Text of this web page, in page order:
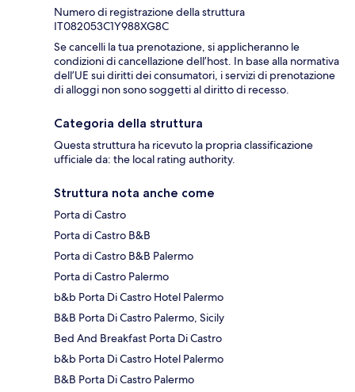
Numero di registrazione della struttura
IT082053C1Y988XG8C
Se cancelli la tua prenotazione, si applicheranno le
condizioni di cancellazione dell’host. In base alla normativa
dell’UE sui diritti dei consumatori, i servizi di prenotazione
di alloggi non sono soggetti al diritto di recesso.
Categoria della struttura
Questa struttura ha ricevuto la propria classificazione
ufficiale da: the local rating authority.
Struttura nota anche come
Porta di Castro
Porta di Castro B&B
Porta di Castro B&B Palermo
Porta di Castro Palermo
b&b Porta Di Castro Hotel Palermo
B&B Porta Di Castro Palermo, Sicily
Bed And Breakfast Porta Di Castro
b&b Porta Di Castro Hotel Palermo
B&B Porta Di Castro Palermo